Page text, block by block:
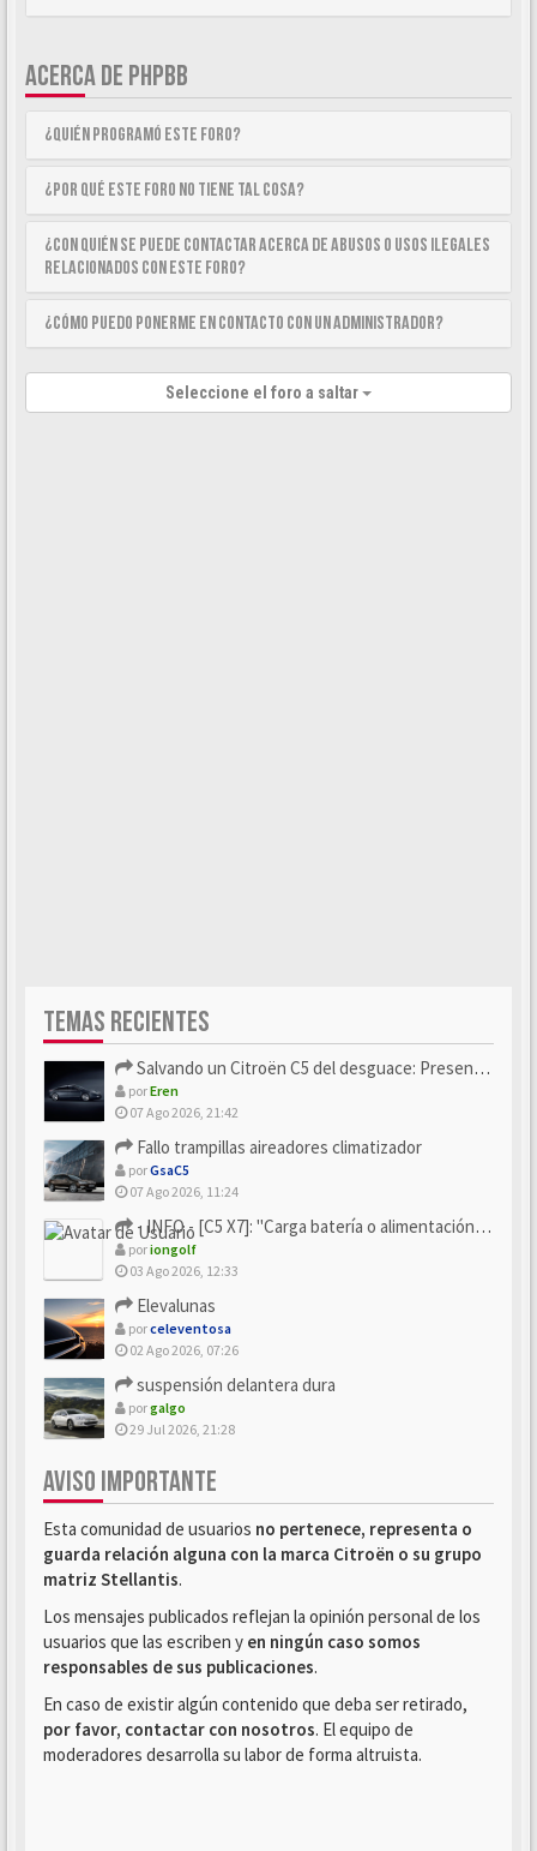
ACERCA DE PHPBB
¿Quién programó este foro?
¿Por qué este foro no tiene tal cosa?
¿Con quién se puede contactar acerca de abusos o usos ilegales
relacionados con este foro?
¿Cómo puedo ponerme en contacto con un Administrador?
Seleccione el foro a saltar
TEMAS RECIENTES
Salvando un Citroën C5 del desguace: Presentación y seguimiento
porEren
07 Ago 2026, 21:42
Fallo trampillas aireadores climatizador
porGsaC5
07 Ago 2026, 11:24
- INFO - [C5 X7]: "Carga batería o alimentación eléctri...
poriongolf
03 Ago 2026, 12:33
Elevalunas
porceleventosa
02 Ago 2026, 07:26
suspensión delantera dura
porgalgo
29 Jul 2026, 21:28
AVISO IMPORTANTE
Esta comunidad de usuarios no pertenece, representa o
guarda relación alguna con la marca Citroën o su grupo
matriz Stellantis.
Los mensajes publicados reflejan la opinión personal de los
usuarios que las escriben y en ningún caso somos
responsables de sus publicaciones.
En caso de existir algún contenido que deba ser retirado,
por favor, contactar con nosotros. El equipo de
moderadores desarrolla su labor de forma altruista.